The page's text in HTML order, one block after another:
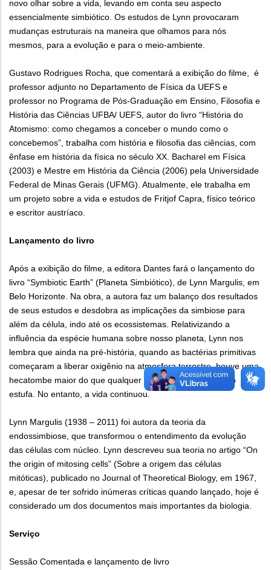
novo olhar sobre a vida, levando em conta seu aspecto
essencialmente simbiótico. Os estudos de Lynn provocaram
mudanças estruturais na maneira que olhamos para nós
mesmos, para a evolução e para o meio-ambiente.
Gustavo Rodrigues Rocha, que comentará a exibição do filme, é
professor adjunto no Departamento de Física da UEFS e
professor no Programa de Pós-Graduação em Ensino, Filosofia e
História das Ciências UFBA/ UEFS, autor do livro “História do
Atomismo: como chegamos a conceber o mundo como o
concebemos”, trabalha com história e filosofia das ciências, com
ênfase em história da física no século XX. Bacharel em Física
(2003) e Mestre em História da Ciência (2006) pela Universidade
Federal de Minas Gerais (UFMG). Atualmente, ele trabalha em
um projeto sobre a vida e estudos de Fritjof Capra, físico teórico
e escritor austríaco.
Lançamento do livro
Após a exibição do filme, a editora Dantes fará o lançamento do
livro “Symbiotic Earth” (Planeta Simbiótico), de Lynn Margulis, em
Belo Horizonte. Na obra, a autora faz um balanço dos resultados
de seus estudos e desdobra as implicações da simbiose para
além da célula, indo até os ecossistemas. Relativizando a
influência da espécie humana sobre nosso planeta, Lynn nos
lembra que ainda na pré-história, quando as bactérias primitivas
começaram a liberar oxigênio na atmosfera terrestre, houve uma
hecatombe maior do que qualquer guerra nuclear ou efeito
estufa. No entanto, a vida continuou.
Lynn Margulis (1938 – 2011) foi autora da teoria da
endossimbiose, que transformou o entendimento da evolução
das células com núcleo. Lynn descreveu sua teoria no artigo “On
the origin of mitosing cells” (Sobre a origem das células
mitóticas), publicado no Journal of Theoretical Biology, em 1967,
e, apesar de ter sofrido inúmeras críticas quando lançado, hoje é
considerado um dos documentos mais importantes da biologia.
Serviço
Sessão Comentada e lançamento de livro